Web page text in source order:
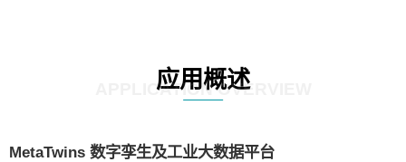
应用概述
APPLICATION OVERVIEW
MetaTwins 数字孪生及工业大数据平台